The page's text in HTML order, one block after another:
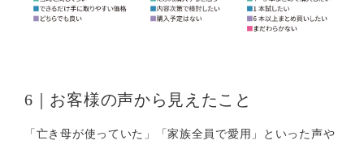
6｜お客様の声から見えたこと
「亡き母が使っていた」「家族全員で愛用」といった声や